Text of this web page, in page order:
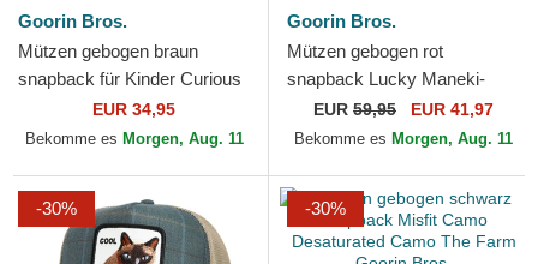
Goorin Bros.
Mützen gebogen braun
snapback für Kinder Curious
Cat Mini The Farm Goorin
Bros.
EUR 34,95
Bekomme es Morgen, Aug. 11
Goorin Bros.
Mützen gebogen rot
snapback Lucky Maneki-
Neko Happy Thoughts The
Farm Goorin Bros.
EUR 59,95 EUR 41,97
Bekomme es Morgen, Aug. 11
-30% -30%